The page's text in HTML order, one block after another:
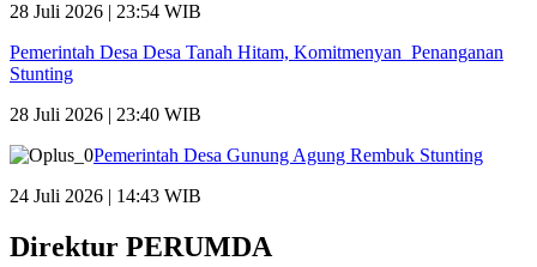
28 Juli 2026 | 23:54 WIB
Pemerintah Desa Desa Tanah Hitam, Komitmenyan Penanganan
Stunting
28 Juli 2026 | 23:40 WIB
Pemerintah Desa Gunung Agung Rembuk Stunting
24 Juli 2026 | 14:43 WIB
Direktur PERUMDA